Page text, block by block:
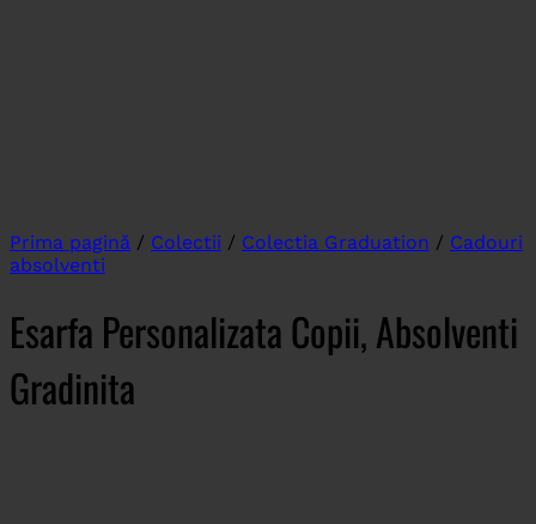
Prima pagină / Colectii / Colectia Graduation / Cadouri
absolventi
Esarfa Personalizata Copii, Absolventi
Gradinita